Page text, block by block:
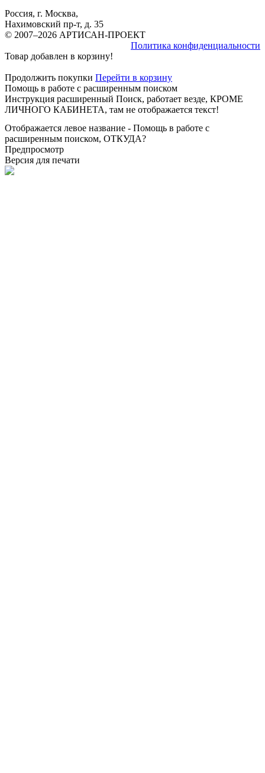
Россия, г. Москва,
Нахимовский пр-т, д. 35
© 2007–2026 АРТИСАН-ПРОЕКТ
Политика конфиденциальности
Товар добавлен в корзину!
Продолжить покупки Перейти в корзину
Помощь в работе с расширенным поиском
Инструкция расширенный Поиск, работает везде, КРОМЕ
ЛИЧНОГО КАБИНЕТА, там не отображается текст!
Отображается левое название - Помощь в работе с
расширенным поиском, ОТКУДА?
Предпросмотр
Версия для печати